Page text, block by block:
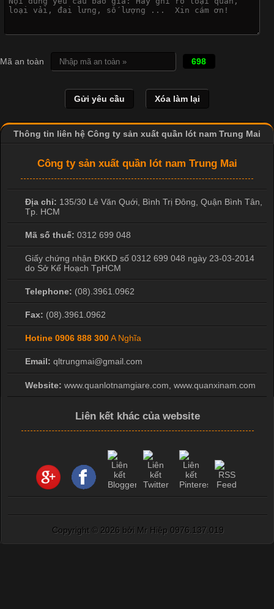
Vì Sao Cơ Sở Sản Xuất Quần Lót Nam Ưa Chuộng Vải
Cotton?
Vải cotton là một trong những chất liệu được sử dụng rộng rãi
và thấm hút mồ hôi tốt. Đây cũng là loại vải được nhiều công ty
sản xuất quần lót nam lựa chọn để tạo ra các sản phẩm chất
Mã an toàn 698
Thông tin liên hệ Công ty sản xuất quần lót nam Trung Mai
Công ty sản xuất quần lót nam Trung Mai
Địa chỉ: 135/30 Lê Văn Quới, Bình Trị Đông Quận Bình Tân
Tp. HCM
Mã số thuế: 0312 699 048
Giấy chứng nhận ĐKKD số 0312 699 048 ngày 23-03-2014
do Sở Kế Hoạch TpHCM
Telephone: (08).3961.0962
Fax: (08).3961.0962
Hotine 0906 888 300A Nghĩa
Email: qltrungmai@gmail.com
Website: www.quanlotnamgiare.com, www.quanxinam.com
Liên kết khác của website
Copyright © 2026 bởi Mr Hiệp 0976.137.019